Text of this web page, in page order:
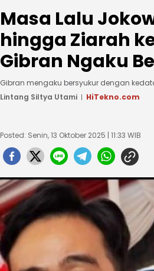
Masa Lalu
hingga Ziarah
Gibran Ngaku
Gibran mengaku bersyukur dengan
Lintang Siltya Utami
HiTekno.com
Posted: Senin, 13 Oktober 2025 | 11:33 WIB